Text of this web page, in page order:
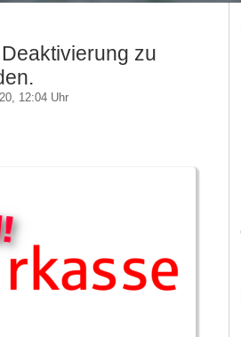
zu
12:04 Uhr